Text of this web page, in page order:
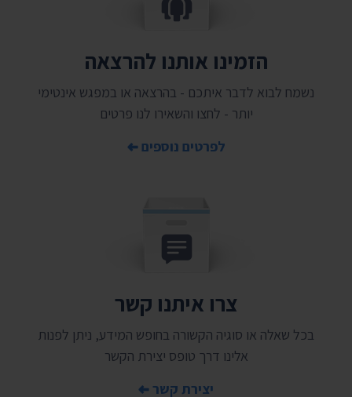
הזמינו אותנו להרצאה
נשמח לבוא לדבר איתכם - בהרצאה או במפגש אינטימי
יותר - לחצו והשאירו לנו פרטים
לפרטים נוספים
צרו איתנו קשר
בכל שאלה או סוגיה הקשורה בחופש המידע, ניתן לפנות
אלינו דרך טופס יצירת הקשר
יצירת קשר